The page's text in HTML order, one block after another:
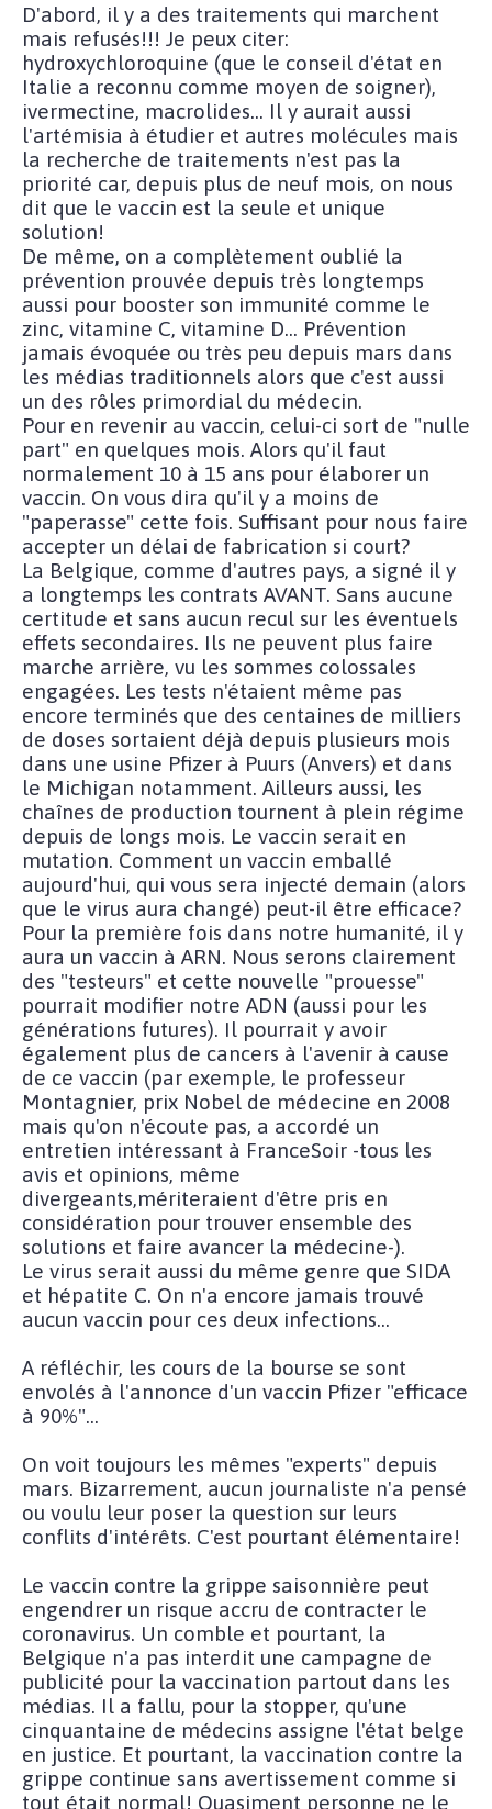
D'abord, il y a des traitements qui marchent
mais refusés!!! Je peux citer:
hydroxychloroquine (que le conseil d'état en
Italie a reconnu comme moyen de soigner),
ivermectine, macrolides... Il y aurait aussi
l'artémisia à étudier et autres molécules mais
la recherche de traitements n'est pas la
priorité car, depuis plus de neuf mois, on nous
dit que le vaccin est la seule et unique
solution!
De même, on a complètement oublié la
prévention prouvée depuis très longtemps
aussi pour booster son immunité comme le
zinc, vitamine C, vitamine D... Prévention
jamais évoquée ou très peu depuis mars dans
les médias traditionnels alors que c'est aussi
un des rôles primordial du médecin.
Pour en revenir au vaccin, celui-ci sort de "nulle
part" en quelques mois. Alors qu'il faut
normalement 10 à 15 ans pour élaborer un
vaccin. On vous dira qu'il y a moins de
"paperasse" cette fois. Suffisant pour nous faire
accepter un délai de fabrication si court?
La Belgique, comme d'autres pays, a signé il y
a longtemps les contrats AVANT. Sans aucune
certitude et sans aucun recul sur les éventuels
effets secondaires. Ils ne peuvent plus faire
marche arrière, vu les sommes colossales
engagées. Les tests n'étaient même pas
encore terminés que des centaines de milliers
de doses sortaient déjà depuis plusieurs mois
dans une usine Pfizer à Puurs (Anvers) et dans
le Michigan notamment. Ailleurs aussi, les
chaînes de production tournent à plein régime
depuis de longs mois. Le vaccin serait en
mutation. Comment un vaccin emballé
aujourd'hui, qui vous sera injecté demain (alors
que le virus aura changé) peut-il être efficace?
Pour la première fois dans notre humanité, il y
aura un vaccin à ARN. Nous serons clairement
des "testeurs" et cette nouvelle "prouesse"
pourrait modifier notre ADN (aussi pour les
générations futures). Il pourrait y avoir
également plus de cancers à l'avenir à cause
de ce vaccin (par exemple, le professeur
Montagnier, prix Nobel de médecine en 2008
mais qu'on n'écoute pas, a accordé un
entretien intéressant à FranceSoir -tous les
avis et opinions, même
divergeants,mériteraient d'être pris en
considération pour trouver ensemble des
solutions et faire avancer la médecine-).
Le virus serait aussi du même genre que SIDA
et hépatite C. On n'a encore jamais trouvé
aucun vaccin pour ces deux infections...
A réfléchir, les cours de la bourse se sont
envolés à l'annonce d'un vaccin Pfizer "efficace
à 90%"...
On voit toujours les mêmes "experts" depuis
mars. Bizarrement, aucun journaliste n'a pensé
ou voulu leur poser la question sur leurs
conflits d'intérêts. C'est pourtant élémentaire!
Le vaccin contre la grippe saisonnière peut
engendrer un risque accru de contracter le
coronavirus. Un comble et pourtant, la
Belgique n'a pas interdit une campagne de
publicité pour la vaccination partout dans les
médias. Il a fallu, pour la stopper, qu'une
cinquantaine de médecins assigne l'état belge
en justice. Et pourtant, la vaccination contre la
grippe continue sans avertissement comme si
tout était normal! Quasiment personne ne le